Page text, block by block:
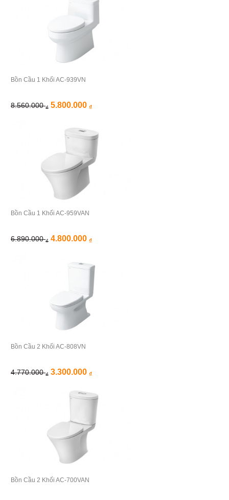
Bồn Cầu 1 Khối AC-939VN
8.560.000₫ 5.800.000 ₫
Bồn Cầu 1 Khối AC-959VAN
6.890.000₫ 4.800.000 ₫
Bồn Cầu 2 Khối AC-808VN
4.770.000₫ 3.300.000 ₫
Bồn Cầu 2 Khối AC-700VAN